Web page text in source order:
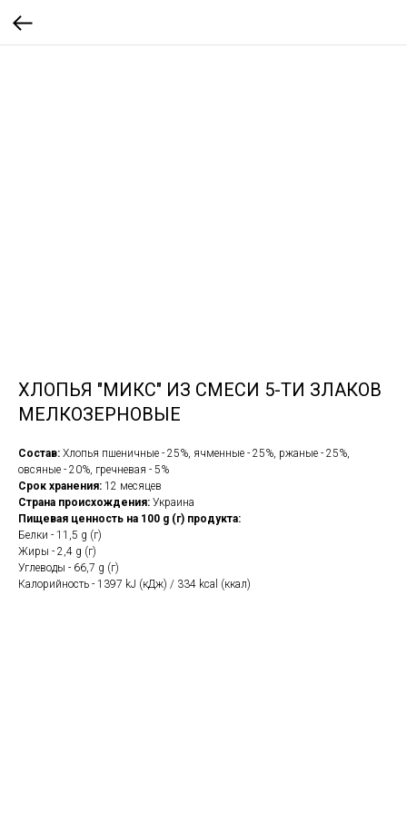
ХЛОПЬЯ "МИКС" ИЗ СМЕСИ 5-ТИ ЗЛАКОВ
МЕЛКОЗЕРНОВЫЕ
Состав: Хлопья пшеничные - 25%, ячменные - 25%, ржаные - 25%,
овсяные - 20%, гречневая - 5%
Срок хранения: 12 месяцев
Страна происхождения: Украина
Пищевая ценность на 100 g (г) продукта:
Белки - 11,5 g (г)
Жиры - 2,4 g (г)
Углеводы - 66,7 g (г)
Калорийность - 1397 kJ (кДж) / 334 kcal (ккал)